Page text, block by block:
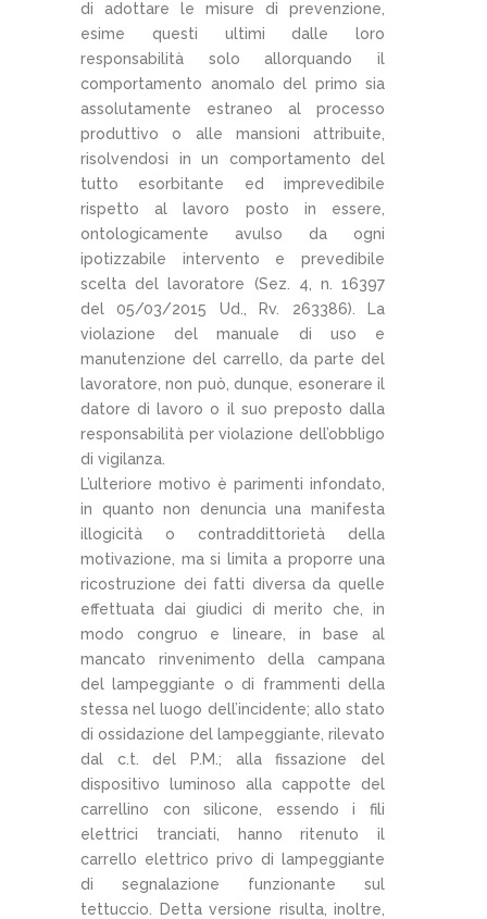
di adottare le misure di prevenzione,
esime questi ultimi dalle loro
responsabilità solo allorquando il
comportamento anomalo del primo sia
assolutamente estraneo al processo
produttivo o alle mansioni attribuite,
risolvendosi in un comportamento del
tutto esorbitante ed imprevedibile
rispetto al lavoro posto in essere,
ontologicamente avulso da ogni
ipotizzabile intervento e prevedibile
scelta del lavoratore (Sez. 4, n. 16397
del 05/03/2015 Ud., Rv. 263386). La
violazione del manuale di uso e
manutenzione del carrello, da parte del
lavoratore, non può, dunque, esonerare il
datore di lavoro o il suo preposto dalla
responsabilità per violazione dell’obbligo
di vigilanza.
L’ulteriore motivo è parimenti infondato,
in quanto non denuncia una manifesta
illogicità o contraddittorietà della
motivazione, ma si limita a proporre una
ricostruzione dei fatti diversa da quelle
effettuata dai giudici di merito che, in
modo congruo e lineare, in base al
mancato rinvenimento della campana
del lampeggiante o di frammenti della
stessa nel luogo dell’incidente; allo stato
di ossidazione del lampeggiante, rilevato
dal c.t. del P.M.; alla fissazione del
dispositivo luminoso alla cappotte del
carrellino con silicone, essendo i fili
elettrici tranciati, hanno ritenuto il
carrello elettrico privo di lampeggiante
di segnalazione funzionante sul
tettuccio. Detta versione risulta, inoltre,